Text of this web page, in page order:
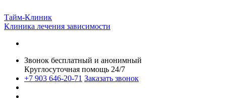
Тайм-Клиник
Клиника лечения зависимости
Звонок бесплатный и анонимный
Круглосуточная помощь 24/7
+7 903 646-20-71 Заказать звонок